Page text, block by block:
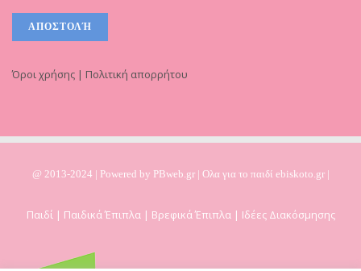
Όροι χρήσης | Πολιτική απορρήτου
@ 2013-2024 | Powered by PBweb.gr | Ολα για το παιδί ebiskoto.gr |
Παιδί | Παιδικά Έπιπλα | Βρεφικά Έπιπλα | Ιδέες Διακόσμησης